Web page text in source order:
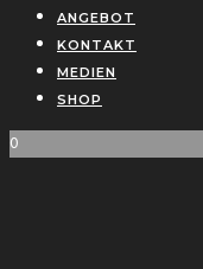
ANGEBOT
KONTAKT
MEDIEN
SHOP
0